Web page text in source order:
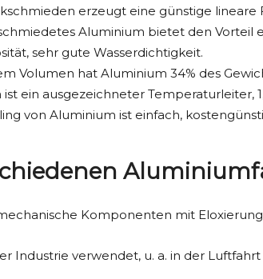
erzeugt eine günstige lineare
Aluminium bietet den
sehr gute Wasserdichtigkeit.
Volumen hat Aluminium 34% des
ein ausgezeichneter Temperaturleiter,
von Aluminium ist einfach,
Komponenten mit
Industrie verwendet, u. a. in der